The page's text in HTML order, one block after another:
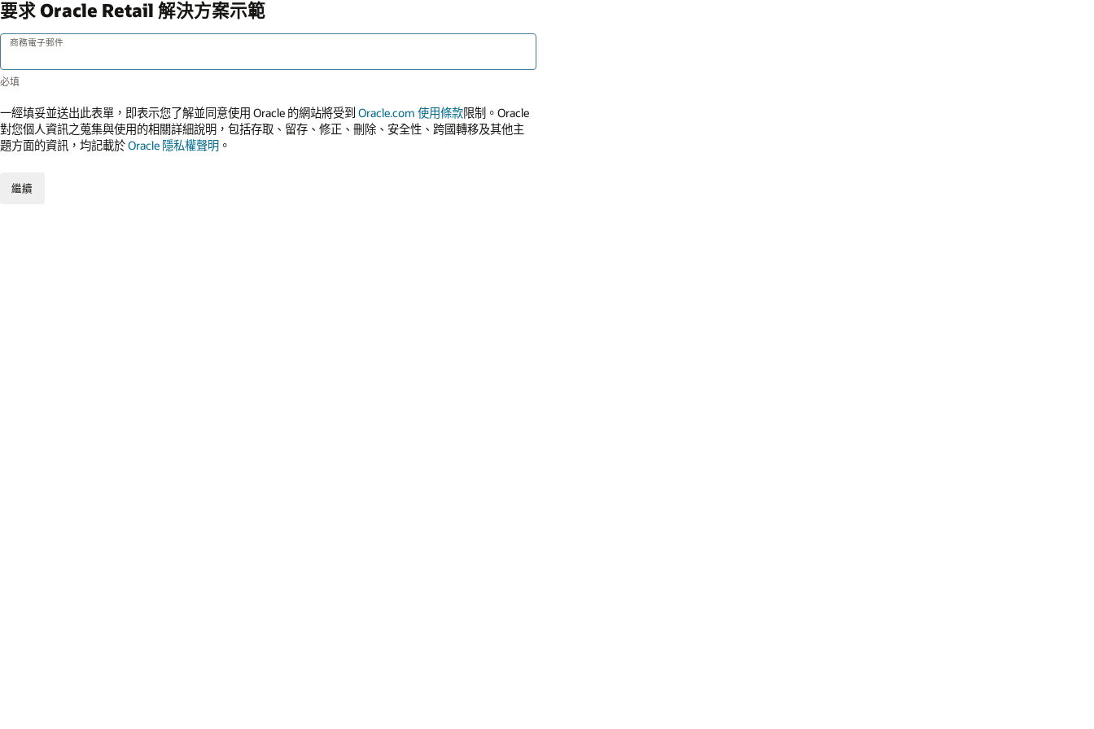
要求 Oracle Retail 解決方案示範
商務電子郵件
一經填妥並送出此表單，即表示您了解並同意使用 Oracle 的網站將受到 Oracle.com 使用條款限制。Oracle
對您個人資訊之蒐集與使用的相關詳細說明，包括存取、留存、修正、刪除、安全性、跨國轉移及其他主
題方面的資訊，均記載於Oracle 隱私權聲明 。
繼續